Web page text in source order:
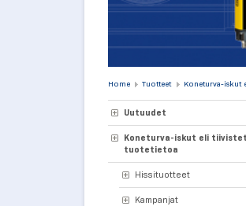
Home Tuotteet Koneturva-iskut
Uutuudet
Koneturva-iskut eli
tuotetietoa
Hissituotteet
Kampanjat